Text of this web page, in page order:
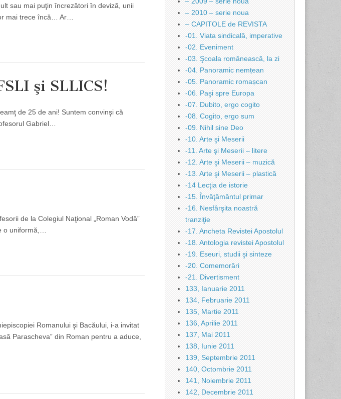
sau mai puţin încrezători în deviză, unii
mai trece încă… Ar…
şi SLLICS!
de 25 de ani! Suntem convinşi că
Gabriel…
de la Colegiul Naţional „Roman Vodă”
o uniformă,…
Romanului şi Bacăului, i-a invitat
Parascheva” din Roman pentru a aduce,
– 2010 – serie noua
– CAPITOLE de REVISTA
-01. Viata sindicală, imperative
-02. Eveniment
-03. Şcoala românească, la zi
-04. Panoramic nemțean
-05. Panoramic romașcan
-06. Paşi spre Europa
-07. Dubito, ergo cogito
-08. Cogito, ergo sum
-09. Nihil sine Deo
-10. Arte şi Meserii
-11. Arte şi Meserii – litere
-12. Arte şi Meserii – muzică
-13. Arte şi Meserii – plastică
-14 Lecţia de istorie
-15. Învăţământul primar
-16. Nesfârşita noastră
tranziţie
-17. Ancheta Revistei Apostolul
-18. Antologia revistei Apostolul
-19. Eseuri, studii şi sinteze
-20. Comemorări
-21. Divertisment
133, Ianuarie 2011
134, Februarie 2011
135, Martie 2011
136, Aprilie 2011
137, Mai 2011
138, Iunie 2011
139, Septembrie 2011
140, Octombrie 2011
141, Noiembrie 2011
142, Decembrie 2011